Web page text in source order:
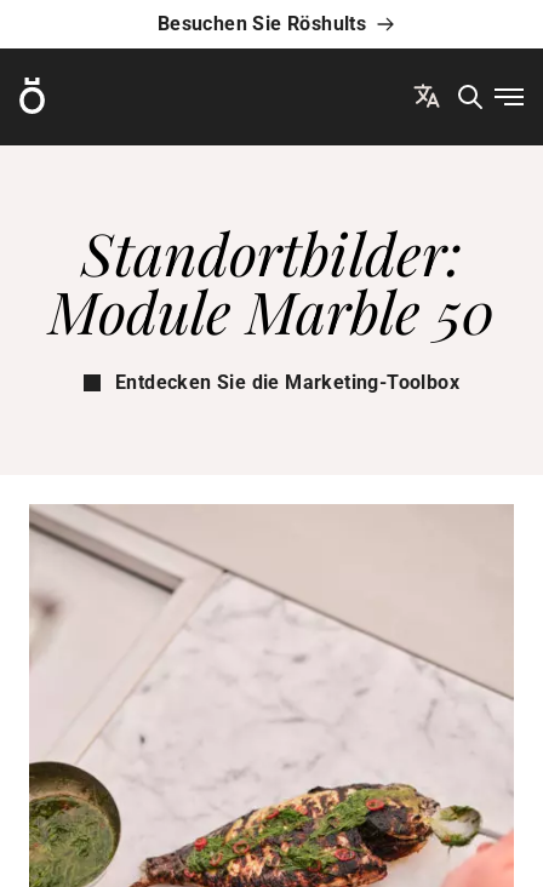
Besuchen Sie Röshults
Röshults
Standortbilder:
Module Marble 50
Entdecken Sie die Marketing-Toolbox